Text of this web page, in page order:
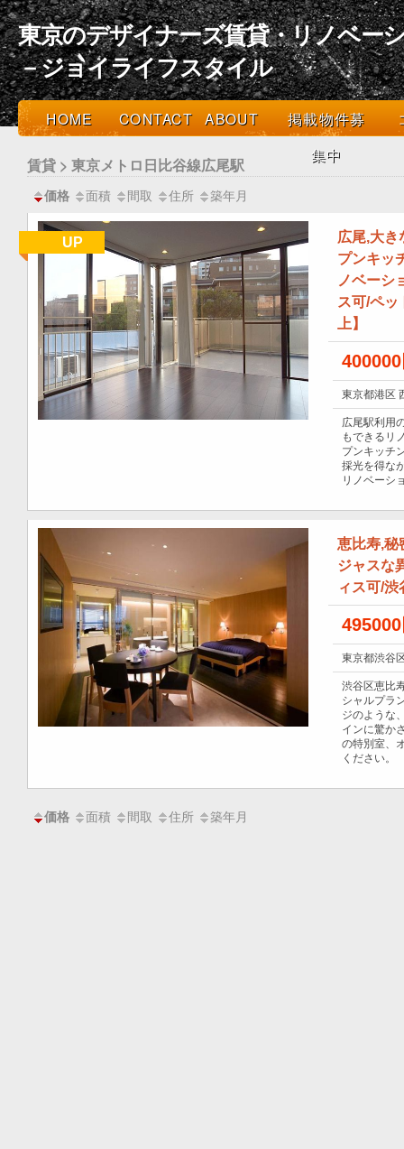
東京のデザイナーズ賃貸・リノベー
－ジョイライフスタイル
HOME CONTACT ABOUT
掲載物件募
集中
賃貸 > 東京メトロ日比谷線広尾駅
価格 面積 間取 住所 築年月
UP
広尾,大き
プンキッ
ノベーシ
ス可/ペッ
上】
東京都港区
広尾駅利用
もできるリ
プンキッチ
採光を得な
リノベーシ
恵比寿,秘
ジャスな
ィス可/
東京都渋谷
渋谷区恵比
シャルプラ
ジのような
インに驚か
の特別室、
ください。
価格 面積 間取 住所 築年月